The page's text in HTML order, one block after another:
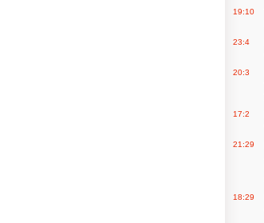
19:10
23:4
20:3
17:2
21:29
18:29